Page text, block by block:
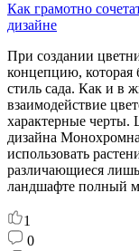
Как грамотно
дизайне
При создании
концепцию, которая
стиль сада. Как и в
взаимодействие
характерные черты.
дизайна
использовать
различающиеся
ландшафте полный
1
0